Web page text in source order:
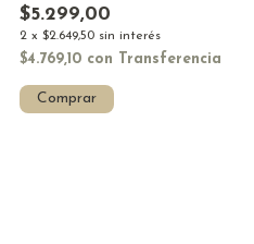
$5.299,00
2 x $2.649,50 sin interés
$4.769,10 con Transferencia
Comprar